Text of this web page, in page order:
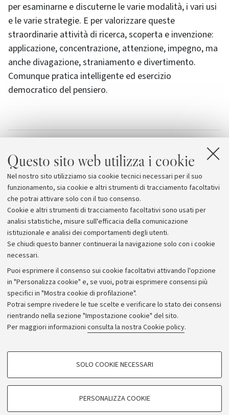
Questo sito web utilizza i cookie
Nel nostro sito utilizziamo sia cookie tecnici necessari per il suo
funzionamento, sia cookie e altri strumenti di tracciamento facoltativi
che potrai attivare solo con il tuo consenso.
Cookie e altri strumenti di tracciamento facoltativi sono usati per
analisi statistiche, misure sull'efficacia della comunicazione
istituzionale e analisi dei comportamenti degli utenti.
Se chiudi questo banner continuerai la navigazione solo con i cookie
necessari.
Puoi esprimere il consenso sui cookie facoltativi attivando l'opzione
in "Personalizza cookie" e, se vuoi, potrai esprimere consensi più
specifici in "Mostra cookie di profilazione".
Potrai sempre rivedere le tue scelte e verificare lo stato dei consensi
rientrando nella sezione "Impostazione cookie" del sito.
Per maggiori informazioni consulta la nostra Cookie policy.
COOKIE DI PROFILAZIONE - FACOLTATIVI
SOLO COOKIE NECESSARI
PERSONALIZZA COOKIE
per esaminarne e discuterne le varie modalità, i vari usi
e le varie strategie. E per valorizzare queste
straordinarie attività di ricerca, scoperta e invenzione:
applicazione, concentrazione, attenzione, impegno, ma
anche divagazione, straniamento e divertimento.
Comunque pratica intelligente ed esercizio
democratico del pensiero.
Il programma [172.0 KB]
Ex libris. Leggere e studiare
Archivio
Comunicati stampa
Redazione
Rassegna stampa
© Copyright 2026 - ALMA MATER STUDIORUM - Università di